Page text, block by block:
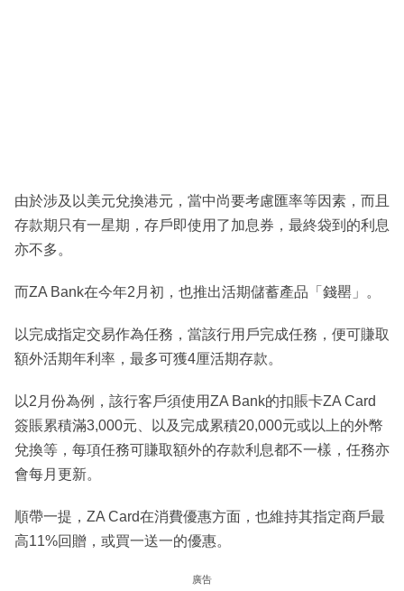
由於涉及以美元兌換港元，當中尚要考慮匯率等因素，而且
存款期只有一星期，存戶即使用了加息券，最終袋到的利息
亦不多。
而ZA Bank在今年2月初，也推出活期儲蓄產品「錢罌」。
以完成指定交易作為任務，當該行用戶完成任務，便可賺取
額外活期年利率，最多可獲4厘活期存款。
以2月份為例，該行客戶須使用ZA Bank的扣賬卡ZA Card
簽賬累積滿3,000元、以及完成累積20,000元或以上的外幣
兌換等，每項任務可賺取額外的存款利息都不一樣，任務亦
會每月更新。
順帶一提，ZA Card在消費優惠方面，也維持其指定商戶最
高11%回贈，或買一送一的優惠。
廣告